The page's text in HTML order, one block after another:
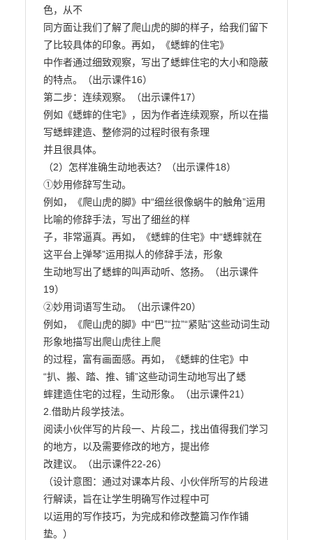
色，从不
同方面让我们了解了爬山虎的脚的样子，给我们留下
了比较具体的印象。再如，《蟋蟀的住宅》
中作者通过细致观察，写出了蟋蟀住宅的大小和隐蔽
的特点。（出示课件16）
第二步：连续观察。（出示课件17）
例如《蟋蟀的住宅》，因为作者连续观察，所以在描
写蟋蟀建造、整修洞的过程时很有条理
并且很具体。
（2）怎样准确生动地表达？（出示课件18）
①妙用修辞写生动。
例如，《爬山虎的脚》中“细丝很像蜗牛的触角”运用
比喻的修辞手法，写出了细丝的样
子，非常逼真。再如，《蟋蟀的住宅》中“蟋蟀就在
这平台上弹琴”运用拟人的修辞手法，形象
生动地写出了蟋蟀的叫声动听、悠扬。（出示课件
19）
②妙用词语写生动。（出示课件20）
例如，《爬山虎的脚》中“巴”“拉”“紧贴”这些动词生动
形象地描写出爬山虎往上爬
的过程，富有画面感。再如，《蟋蟀的住宅》中
“扒、搬、踏、推、铺”这些动词生动地写出了蟋
蟀建造住宅的过程，生动形象。（出示课件21）
2.借助片段学技法。
阅读小伙伴写的片段一、片段二，找出值得我们学习
的地方，以及需要修改的地方，提出修
改建议。（出示课件22-26）
（设计意图：通过对课本片段、小伙伴所写的片段进
行解读，旨在让学生明确写作过程中可
以运用的写作技巧，为完成和修改整篇习作作铺
垫。）